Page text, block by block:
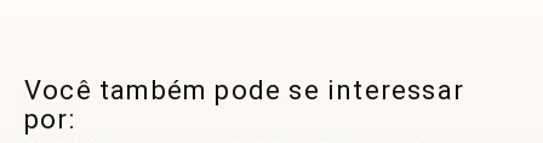
Você também pode se interessar
por: